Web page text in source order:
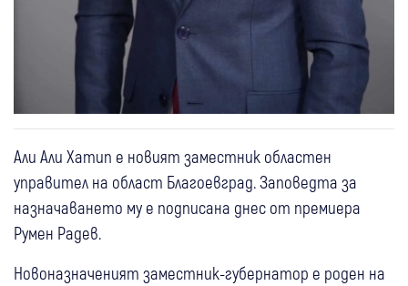
Али Али Хатип е новият заместник областен
управител на област Благоевград. Заповедта за
назначаването му е подписана днес от премиера
Румен Радев.
Новоназначеният заместник-губернатор е роден на